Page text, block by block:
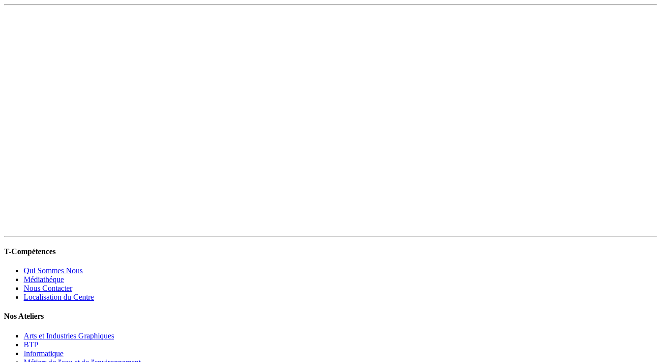
T-Compétences
Qui Sommes Nous
Médiathéque
Nous Contacter
Localisation du Centre
Nos Ateliers
Arts et Industries Graphiques
BTP
Informatique